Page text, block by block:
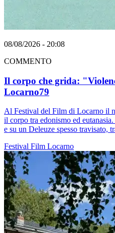
08/08/2026 - 20:08
COMMENTO
Il corpo che grida:
Locarno79
Al Festival del Film di Locarno il
il corpo tra edonismo ed
e su un Deleuze spesso travisato,
Festival Film Locarno